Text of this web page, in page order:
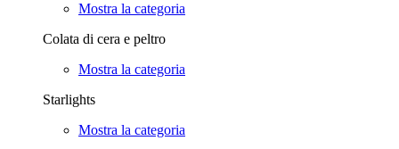
Mostra la categoria
Colata di cera e peltro
Mostra la categoria
Starlights
Mostra la categoria